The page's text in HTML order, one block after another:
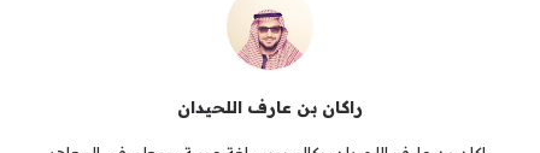
راكان بن عارف اللحيدان